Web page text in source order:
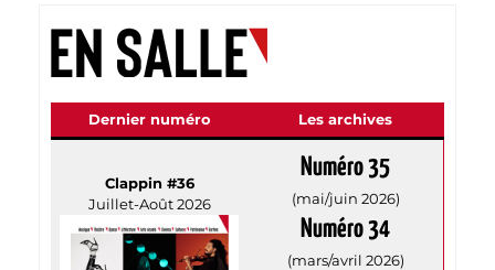
Dernier numéro Les archives
Clappin #36
Juillet-Août 2026
Numéro 35
(mai/juin 2026)
Numéro 34
(mars/avril 2026)